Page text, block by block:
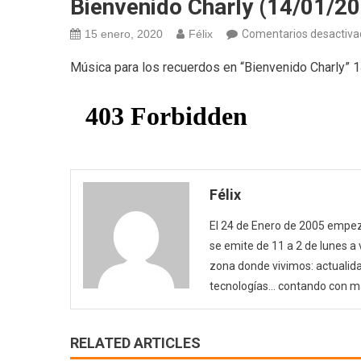
Bienvenido Charly (14/01/
15 enero, 2020 Félix Comentarios
Música para los recuerdos en “Bienvenido Charly”
Félix
El 24 de Enero de 2005
se emite de 11 a 2 de lunes
zona donde vivimos:
tecnologías… contando con
RELATED ARTICLES